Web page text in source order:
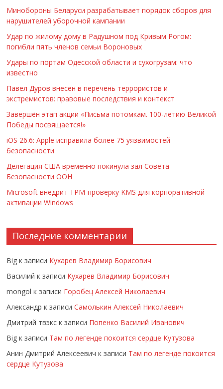
Минобороны Беларуси разрабатывает порядок сборов для
нарушителей уборочной кампании
Удар по жилому дому в Радушном под Кривым Рогом:
погибли пять членов семьи Вороновых
Удары по портам Одесской области и сухогрузам: что
известно
Павел Дуров внесен в перечень террористов и
экстремистов: правовые последствия и контекст
Завершён этап акции «Письма потомкам. 100-летию Великой
Победы посвящается!»
iOS 26.6: Apple исправила более 75 уязвимостей
безопасности
Делегация США временно покинула зал Совета
Безопасности ООН
Microsoft внедрит TPM-проверку KMS для корпоративной
активации Windows
Последние комментарии
Big к записи Кухарев Владимир Борисович
Василий к записи Кухарев Владимир Борисович
mongol к записи Горобец Алексей Николаевич
Александр к записиСамолькин Алексей Николаевич
Дмитрий твэкс к записи Попенко Василий Иванович
Big к записи Там по легенде покоится сердце Кутузова
Анин Дмитрий Алексеевич к записи Там по легенде покоится
сердце Кутузова